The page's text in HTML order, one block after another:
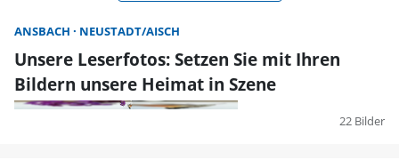
ANSBACH NEUSTADT/AISCH
Unsere Leserfotos: Setzen Sie mit Ihren
Bildern unsere Heimat in Szene
22 Bilder